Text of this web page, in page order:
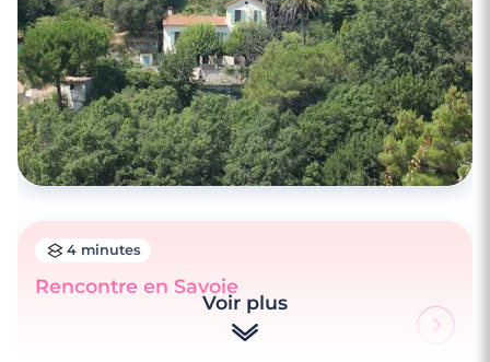
4 minutes
Rencontre en Savoie
Voir plus